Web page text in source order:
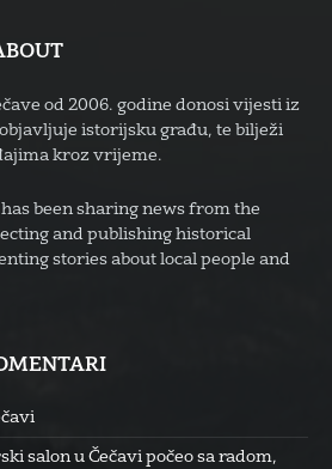
od 2006. godine donosi vijesti iz
istorijsku građu, te bilježi
kroz vrijeme.
been sharing news from the
and publishing historical
stories about local people and
salon u Čečavi počeo sa radom,